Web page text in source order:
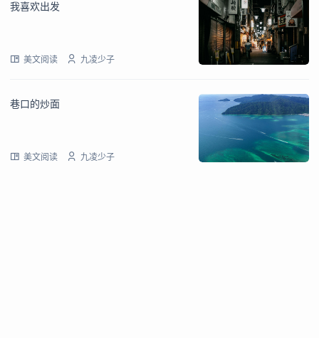
我喜欢出发
美文阅读 九凌少子
巷口的炒面
美文阅读 九凌少子